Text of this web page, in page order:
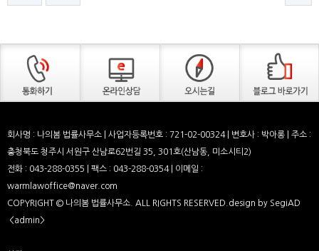
회사명 : 나의봄 법률사무소 | 사업자등록번호 : 721-02-00324 | 변호사 : 박아롱 | 주소 :
충청북도 청주시 서원구 산남로62번길 35, 301호(산남동, 미소시티2)
전화 : 043-288-0355 | 팩스 : 043-288-0354 | 이메일 :
warmlawoffice@naver.com
COPYRIGHT © 나의봄 법률사무소. ALL RIGHTS RESERVED.design by SegiAD
<admin>